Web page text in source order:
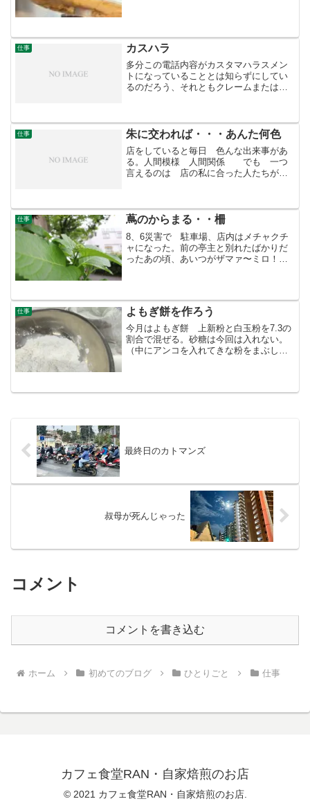
仕事 カスハラ
多分この電話内容がカスタマハラスメン
トになっていることとは知らずにしてい
るのだろう、それともクレームまたは問
によってはブチ切れる。どっちがハラス
メントかわからなくなるぐ...
仕事 朱に交われば・・・あんた何色
店をしていると毎日 色んな出来事があ
る。人間模様 人間関係 でも 一つ
言えるのは 店の私に合った人たちが訪
そうかもしれない。居心...
仕事 蔦のからまる・・柵
8、6災害で 駐車場、店内はメチャクチ
ャになった。前の亭主と別れたばかりだ
ったあの頃、あいつがザマァ〜ミロ！っ
た。借金だらけになった...
仕事 よもぎ餅を作ろう
今月はよもぎ餅 上新粉と白玉粉を7.3の
割合で混ぜる。砂糖は今回は入れない。
（中にアンコを入れてきな粉をまぶしま
餅 みんな慣れてき...
最終日のカトマンズ
叔母が死んじゃった
コメント
コメントを書き込む
ホーム 初めてのブログ ひとりごと 仕事
カフェ食堂RAN・自家焙煎のお店
© 2021 カフェ食堂RAN・自家焙煎のお店.